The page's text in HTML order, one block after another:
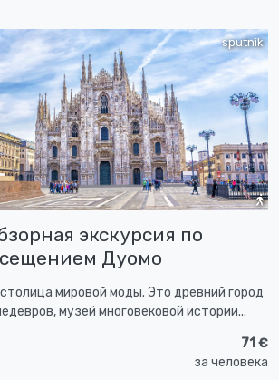
sputnik
экскурсия по
Дуомо
мировой моды. Это древний город
музей многовековой истории...
71 €
за человека